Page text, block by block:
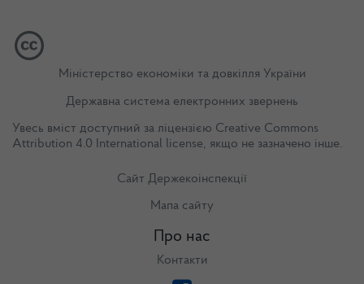
Міністерство економіки та довкілля України
Державна система електронних звернень
Увесь вміст доступний за ліцензією Creative Commons
Attribution 4.0 International license, якщо не зазначено інше.
Сайт Держекоінспекції
Мапа сайту
Про нас
Контакти